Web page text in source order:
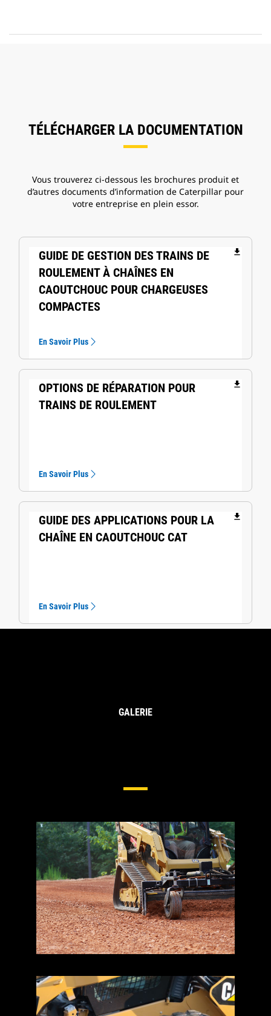
TÉLÉCHARGER LA DOCUMENTATION
Vous trouverez ci-dessous les brochures produit et
d’autres documents d’information de Caterpillar pour
votre entreprise en plein essor.
GUIDE DE GESTION DES TRAINS DE
ROULEMENT À CHAÎNES EN
CAOUTCHOUC POUR CHARGEUSES
COMPACTES
file_download
En Savoir Plus
OPTIONS DE RÉPARATION POUR
TRAINS DE ROULEMENT
file_download
En Savoir Plus
GUIDE DES APPLICATIONS POUR LA
CHAÎNE EN CAOUTCHOUC CAT
file_download
En Savoir Plus
GALERIE